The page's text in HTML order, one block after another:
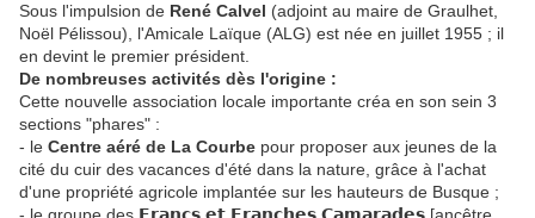
Sous l'impulsion de René Calvel (adjoint au maire de Graulhet,
Noël Pélissou), l'Amicale Laïque (ALG) est née en juillet 1955 ; il
en devint le premier président.
De nombreuses activités dès l'origine :
Cette nouvelle association locale importante créa en son sein 3
sections "phares" :
- le Centre aéré de La Courbe pour proposer aux jeunes de la
cité du cuir des vacances d'été dans la nature, grâce à l'achat
d'une propriété agricole implantée sur les hauteurs de Busque ;